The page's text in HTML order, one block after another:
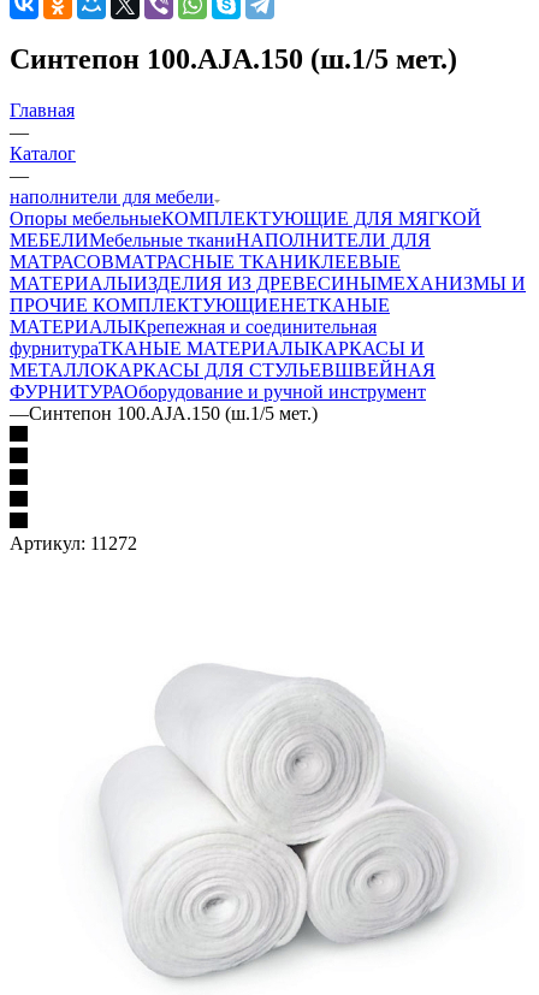
Синтепон 100.AJA.150 (ш.1/5 мет.)
Главная
—
Каталог
—
наполнители для мебели
Опоры мебельныеКОМПЛЕКТУЮЩИЕ ДЛЯ МЯГКОЙ
МЕБЕЛИМебельные тканиНАПОЛНИТЕЛИ ДЛЯ
МАТРАСОВМАТРАСНЫЕ ТКАНИКЛЕЕВЫЕ
МАТЕРИАЛЫИЗДЕЛИЯ ИЗ ДРЕВЕСИНЫМЕХАНИЗМЫ И
ПРОЧИЕ КОМПЛЕКТУЮЩИЕНЕТКАНЫЕ
МАТЕРИАЛЫКрепежная и соединительная
фурнитураТКАНЫЕ МАТЕРИАЛЫКАРКАСЫ И
МЕТАЛЛОКАРКАСЫ ДЛЯ СТУЛЬЕВШВЕЙНАЯ
ФУРНИТУРАОборудование и ручной инструмент
—Синтепон 100.AJA.150 (ш.1/5 мет.)
Артикул: 11272